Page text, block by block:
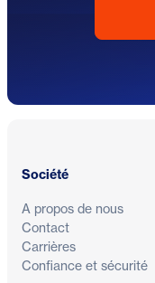
Société
A propos de nous
Contact
Carrières
Confiance et sécurité